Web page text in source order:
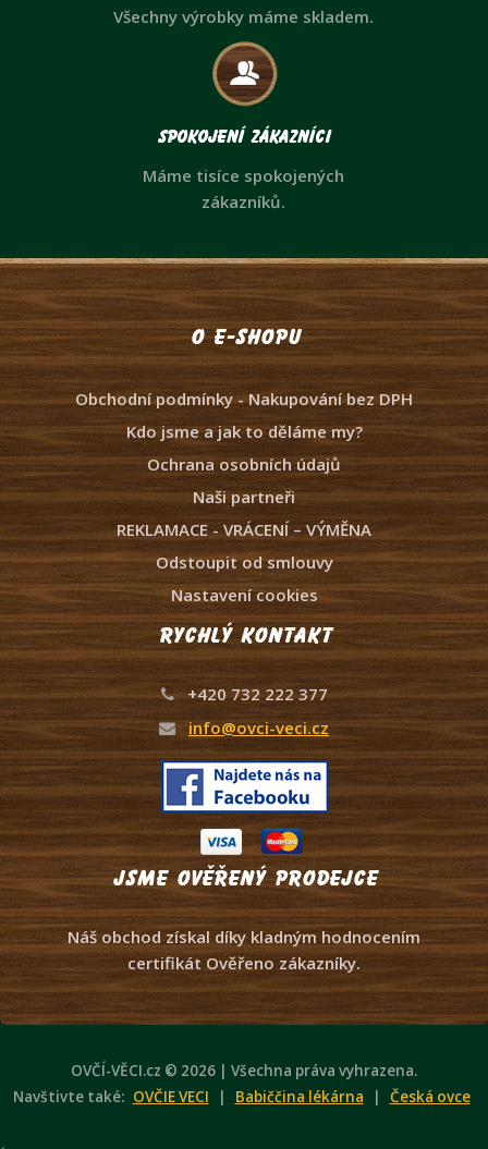
Všechny výrobky máme skladem.
Spokojení zákazníci
Máme tisíce spokojených
zákazníků.
O e-shopu
Obchodní podmínky - Nakupování bez DPH
Kdo jsme a jak to děláme my?
Ochrana osobních údajů
Naši partneři
REKLAMACE - VRÁCENÍ – VÝMĚNA
Odstoupit od smlouvy
Nastavení cookies
Rychlý kontakt
+420 732 222 377
info@ovci-veci.cz
Jsme ověřený prodejce
Náš obchod získal díky kladným hodnocením
certifikát Ověřeno zákazníky.
OVČÍ-VĚCI.cz © 2026 | Všechna práva vyhrazena.
Navštivte také: OVČIE VECI | Babiččina lékárna | Česká ovce